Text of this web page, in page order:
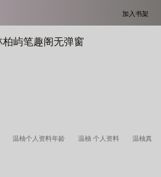
加入书架
柏屿笔趣阁无弹窗
温柚个人资料年龄 温柚 个人资料 温柚真